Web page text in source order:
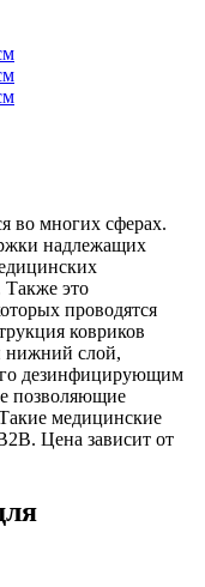
во многих сферах.
надлежащих
Также это
проводятся
ковриков
нижний слой,
дезинфицирующим
позволяющие
медицинские
Цена зависит от